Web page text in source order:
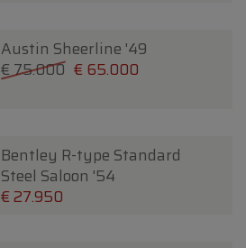
Austin Sheerline '49
€ 75.000 € 65.000
Bentley R-type Standard
Steel Saloon '54
€ 27.950